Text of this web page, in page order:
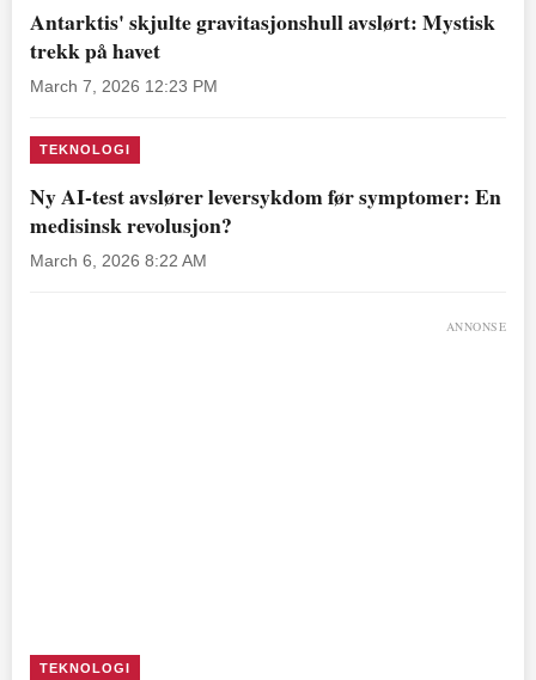
Antarktis' skjulte gravitasjonshull avslørt: Mystisk
trekk på havet
March 7, 2026 12:23 PM
TEKNOLOGI
Ny AI-test avslører leversykdom før symptomer: En
medisinsk revolusjon?
March 6, 2026 8:22 AM
ANNONSE
TEKNOLOGI